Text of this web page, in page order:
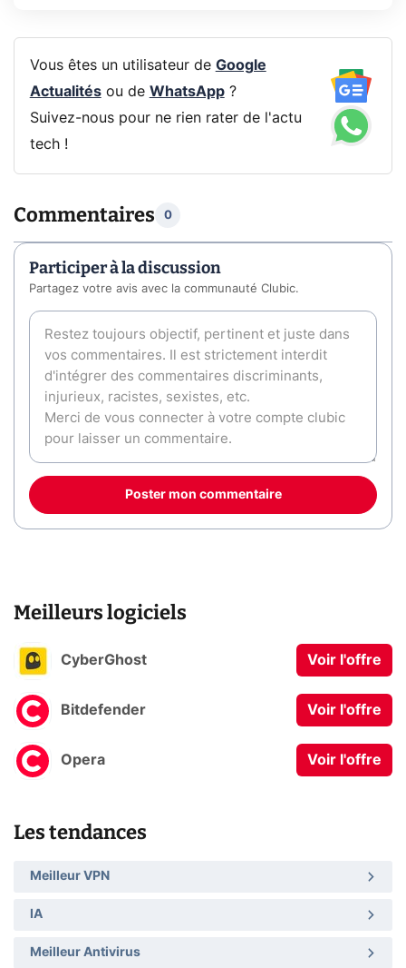
Vous êtes un utilisateur de Google
Actualitésou de WhatsApp?
Suivez-nous pour ne rien rater de l'actu
tech !
Commentaires 0
Participer à la discussion
Partagez votre avis avec la communauté Clubic.
Poster mon commentaire
Meilleurs logiciels
CyberGhost Voir l'offre
Bitdefender Voir l'offre
Opera Voir l'offre
Les tendances
Meilleur VPN
IA
Meilleur Antivirus